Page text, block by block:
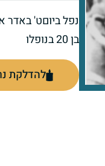
נפל ביוםט' באדר
בן 20 בנופלו
להדלקת